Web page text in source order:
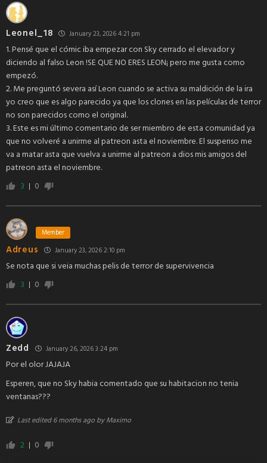
Leonel_18 January 23, 2026 4:21 pm
1. Pensé que el cómic iba empezar con Sky cerrado el elevador y
diciendo al falso Leon !SE QUE NO ERES LEON¡ pero me gusta como
empezó.
2. Me preguntó severa así Leon cuando se activa su maldición de la ira
yo creo que es algo parecido ya que los clones en las películas de terror
no son parecidos como el original.
3. Este es mi último comentario de ser miembro de esta comunidad ya
que no volveré a unirme al patreon asta el noviembre. El suspenso me
va a matar asta que vuelva a unirme al patreon a dios mis amigos del
patreon asta el noviembre.
3
0
Member
Adreus January 23, 2026 2:10 pm
Se nota que si veia muchas pelis de terror de supervivencia
3
0
Zedd January 26, 2026 3:24 pm
Por el olor JAJAJA
Esperen, que no Sky habia comentado que su habitacion no tenia
ventanas???
Last edited 6 months ago by Maximo
2 0